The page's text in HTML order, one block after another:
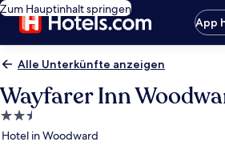
Zum Hauptinhalt springen
App
Alle Unterkünfte anzeigen
Wayfarer Inn
2.5-
Sterne-
Hotel in Woodward